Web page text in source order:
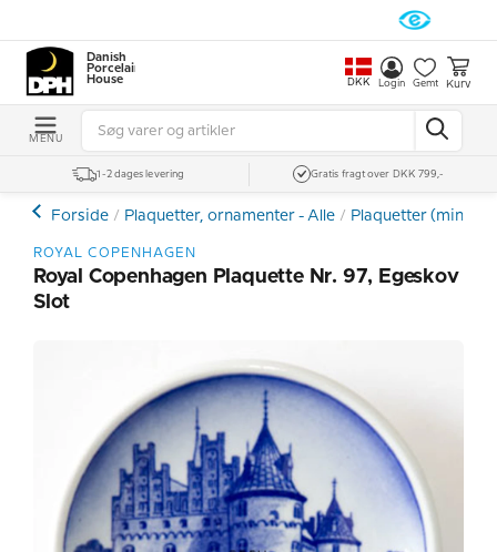
Danish
Porcelain
House
DKK Login Gemt Kurv
MENU
1-2 dages levering Gratis fragt over DKK 799,-
Forside Plaquetter, ornamenter - Alle Plaquetter (mini
ROYAL COPENHAGEN
Royal Copenhagen Plaquette Nr. 97, Egeskov
Slot